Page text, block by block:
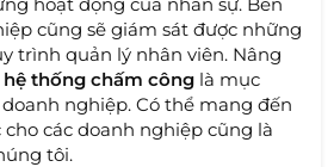
cũng sẽ giám sát được những
trình quản lý nhân viên. Nâng
hệ thống chấm công là mục
nghiệp. Có thể mang đến
các doanh nghiệp cũng là
tôi.